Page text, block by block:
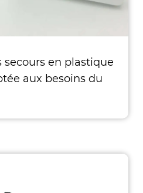
en plastique
aux besoins du